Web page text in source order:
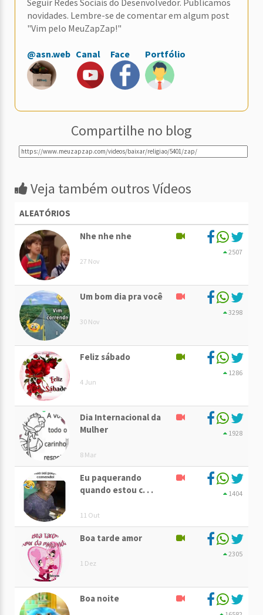
Seguir Redes Sociais do Desenvolvedor. Publicamos
novidades. Lembre-se de comentar em algum post
"Vim pelo MeuZapZap!"
@asn.web Canal Face Portfólio
Compartilhe no blog
Veja também outros Vídeos
ALEATÓRIOS
Nhe nhe nhe
27 Nov
2507
Um bom dia pra você
30 Nov
3298
Feliz sábado
4 Jun
1286
Dia Internacional da
Mulher
8 Mar
1928
Eu paquerando
quando estou c. . .
11 Out
1404
Boa tarde amor
1 Dez
2305
Boa noite